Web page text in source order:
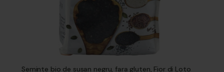
Seminte bio de susan negru, fara gluten, Fior di Loto